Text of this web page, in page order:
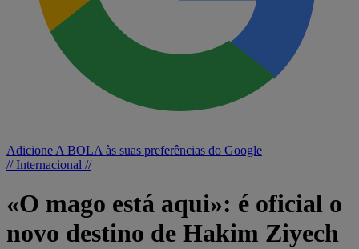
Adicione A BOLA às suas preferências do Google
// Internacional //
«O mago está aqui»: é oficial o
novo destino de Hakim Ziyech